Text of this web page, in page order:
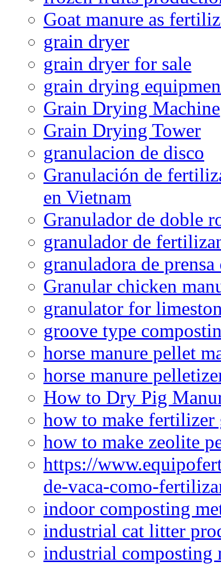
Goat manure as
grain dryer
grain dryer for sale
grain drying
Grain Drying Machine
Grain Drying Tower
granulacion de disco
Granulación de
en Vietnam
Granulador de doble
granulador de
granuladora de
Granular chicken
granulator for
groove type
horse manure pellet
horse manure
How to Dry Pig
how to make fertilizer
how to make zeolite
https://
de-vaca-como-
indoor composting
industrial cat litter
industrial composting